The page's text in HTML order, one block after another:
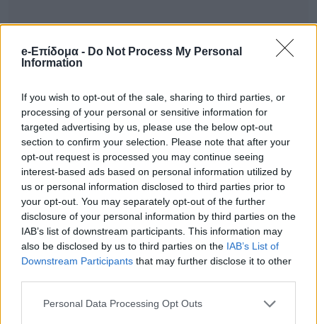
e-Επίδομα - Do Not Process My Personal
Information
If you wish to opt-out of the sale, sharing to third parties, or
processing of your personal or sensitive information for
targeted advertising by us, please use the below opt-out
section to confirm your selection. Please note that after your
opt-out request is processed you may continue seeing
interest-based ads based on personal information utilized by
us or personal information disclosed to third parties prior to
your opt-out. You may separately opt-out of the further
disclosure of your personal information by third parties on the
IAB’s list of downstream participants. This information may
also be disclosed by us to third parties on the IAB’s List of
Downstream Participants that may further disclose it to other
Personal Data Processing Opt Outs